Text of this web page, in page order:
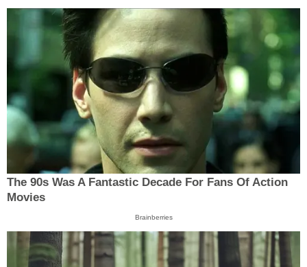
The 90s Was A Fantastic Decade For Fans Of Action
Movies
Brainberries